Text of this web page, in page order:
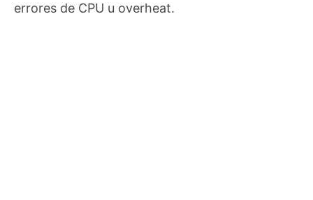
errores de CPU u overheat.